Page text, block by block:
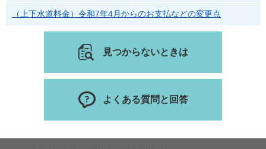
（上下水道料金）令和7年4月からのお支払などの変更点
見つからないときは
よくある質問と回答